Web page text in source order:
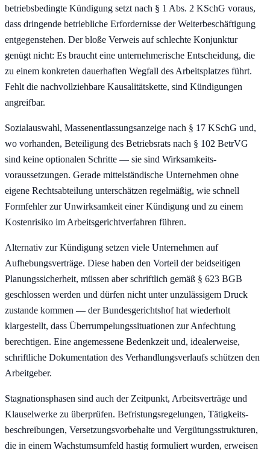
betriebsbedingte Kündigung setzt nach § 1 Abs. 2 KSchG voraus,
dass dringende betriebliche Erfordernisse der Weiterbeschäftigung
entgegenstehen. Der bloße Verweis auf schlechte Konjunktur
genügt nicht: Es braucht eine unternehmerische Entscheidung, die
zu einem konkreten dauerhaften Wegfall des Arbeits­platzes führt.
Fehlt die nachvollziehbare Kausalitätskette, sind Kündigungen
angreifbar.
Sozialauswahl, Massenentlassungs­anzeige nach § 17 KSchG und,
wo vorhanden, Beteiligung des Betriebsrats nach § 102 BetrVG
sind keine optionalen Schritte — sie sind Wirksam­keits­
voraussetzungen. Gerade mittelständische Unternehmen ohne
eigene Rechts­abteilung unterschätzen regelmäßig, wie schnell
Formfehler zur Unwirksam­keit einer Kündigung und zu einem
Kosten­risiko im Arbeits­gericht­verfahren führen.
Alternativ zur Kündigung setzen viele Unternehmen auf
Aufhebungs­verträge. Diese haben den Vorteil der beidseitigen
Planungs­sicherheit, müssen aber schriftlich gemäß § 623 BGB
geschlossen werden und dürfen nicht unter unzulässigem Druck
zustande kommen — der Bundesgerichtshof hat wiederholt
klargestellt, dass Überrumpelungs­situationen zur Anfechtung
berechtigen. Eine angemessene Bedenkzeit und, idealerweise,
schriftliche Dokumentation des Verhandlungs­verlaufs schützen den
Arbeitgeber.
Stagnations­phasen sind auch der Zeitpunkt, Arbeits­verträge und
Klausel­werke zu überprüfen. Befristungs­regelungen, Tätigkeits­
beschreibungen, Versetzungs­vorbehalte und Vergütungs­strukturen,
die in einem Wachstums­umfeld hastig formuliert wurden, erweisen